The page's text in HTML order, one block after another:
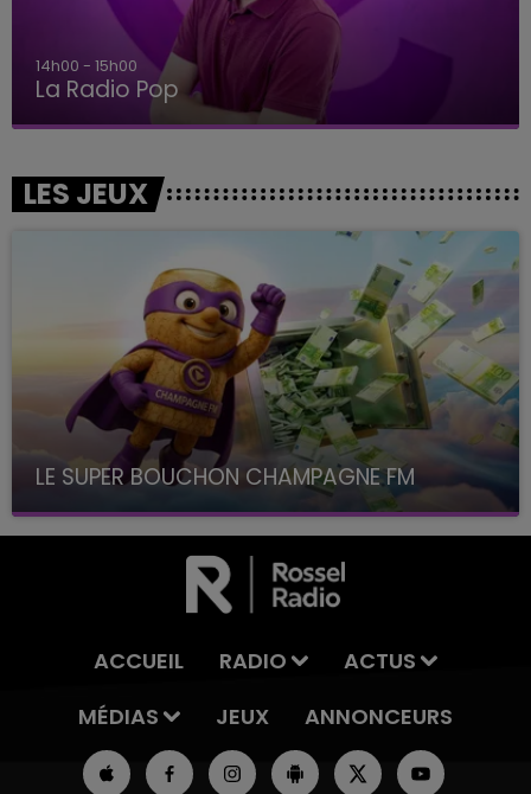
14h00 - 15h00
La Radio Pop
LES JEUX
LE SUPER BOUCHON CHAMPAGNE FM
avec La Famille Champagne FM, à 8H10
ACCUEIL RADIO
ACTUS
MÉDIAS
JEUX ANNONCEURS